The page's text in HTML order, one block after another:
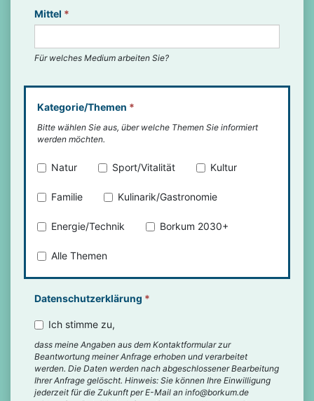
Mittel *
Für welches Medium arbeiten Sie?
Kategorie/Themen *
Bitte wählen Sie aus, über welche Themen Sie informiert
werden möchten.
Natur Sport/Vitalität Kultur
Familie Kulinarik/Gastronomie
Energie/Technik Borkum 2030+
Alle Themen
Datenschutzerklärung *
Ich stimme zu,
dass meine Angaben aus dem Kontaktformular zur
Beantwortung meiner Anfrage erhoben und verarbeitet
werden. Die Daten werden nach abgeschlossener Bearbeitung
Ihrer Anfrage gelöscht. Hinweis: Sie können Ihre Einwilligung
jederzeit für die Zukunft per E-Mail an info@borkum.de